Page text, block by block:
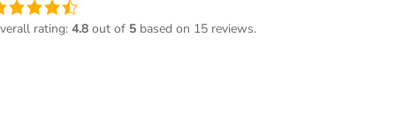
rating: 4.8 out of 5based on 15 reviews.